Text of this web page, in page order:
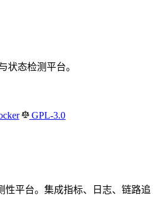
状态检测平台。
GPL-3.0
性平台。集成指标、日志、链路追